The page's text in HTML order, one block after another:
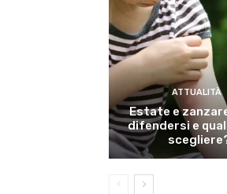
ATTUALITÀ
Estate e
difendersi e